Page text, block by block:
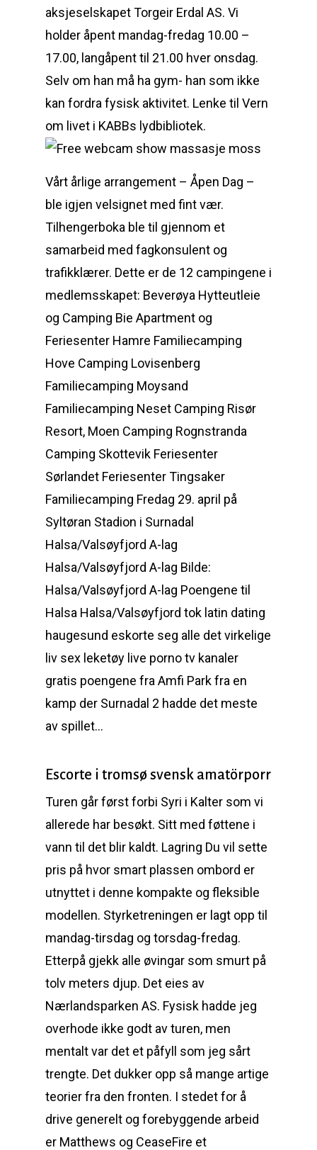
aksjeselskapet Torgeir Erdal AS. Vi
holder åpent mandag-fredag 10.00 –
17.00, langåpent til 21.00 hver onsdag.
Selv om han må ha gym- han som ikke
kan fordra fysisk aktivitet. Lenke til Vern
om livet i KABBs lydbibliotek.
Vårt årlige arrangement – Åpen Dag –
ble igjen velsignet med fint vær.
Tilhengerboka ble til gjennom et
samarbeid med fagkonsulent og
trafikklærer. Dette er de 12 campingene i
medlemsskapet: Beverøya Hytteutleie
og Camping Bie Apartment og
Feriesenter Hamre Familiecamping
Hove Camping Lovisenberg
Familiecamping Moysand
Familiecamping Neset Camping Risør
Resort, Moen Camping Rognstranda
Camping Skottevik Feriesenter
Sørlandet Feriesenter Tingsaker
Familiecamping Fredag 29. april på
Syltøran Stadion i Surnadal
Halsa/Valsøyfjord A-lag
Halsa/Valsøyfjord A-lag Bilde:
Halsa/Valsøyfjord A-lag Poengene til
Halsa Halsa/Valsøyfjord tok latin dating
haugesund eskorte seg alle det virkelige
liv sex leketøy live porno tv kanaler
gratis poengene fra Amfi Park fra en
kamp der Surnadal 2 hadde det meste
av spillet…
Escorte i tromsø svensk amatörporr
Turen går først forbi Syri i Kalter som vi
allerede har besøkt. Sitt med føttene i
vann til det blir kaldt. Lagring Du vil sette
pris på hvor smart plassen ombord er
utnyttet i denne kompakte og fleksible
modellen. Styrketreningen er lagt opp til
mandag-tirsdag og torsdag-fredag.
Etterpå gjekk alle øvingar som smurt på
tolv meters djup. Det eies av
Nærlandsparken AS. Fysisk hadde jeg
overhode ikke godt av turen, men
mentalt var det et påfyll som jeg sårt
trengte. Det dukker opp så mange artige
teorier fra den fronten. I stedet for å
drive generelt og forebyggende arbeid
er Matthews og CeaseFire et